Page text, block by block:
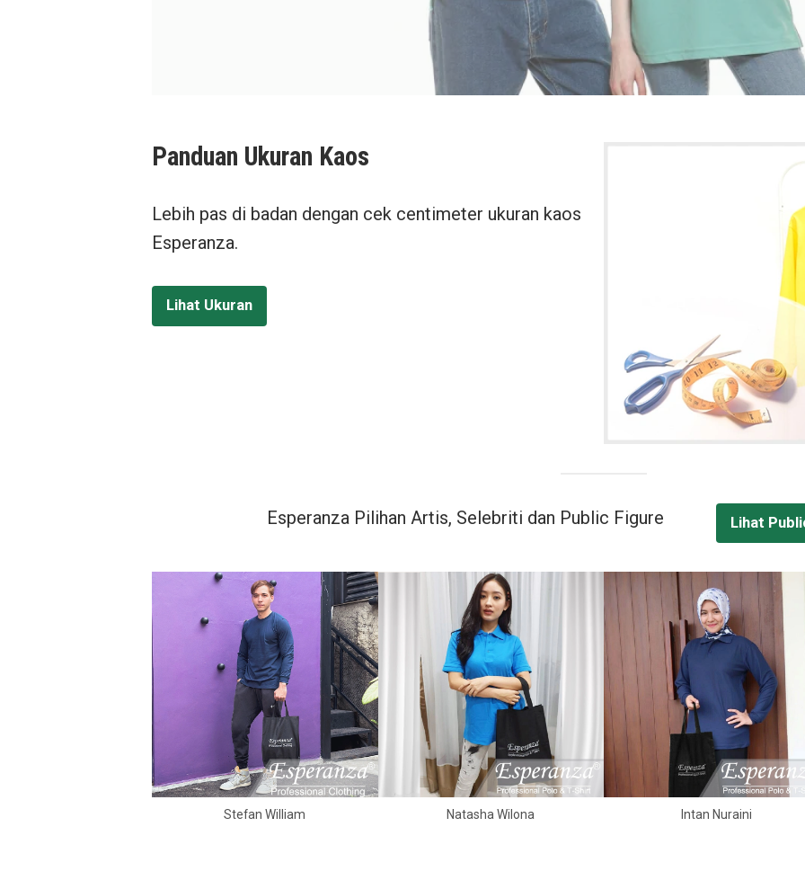
Panduan Ukuran Kaos
Lebih pas di badan dengan cek centimeter ukuran kaos
Esperanza.
Lihat Ukuran
Esperanza Pilihan Artis, Selebriti dan Public Figure Lihat
Stefan William Natasha Wilona Intan Nuraini